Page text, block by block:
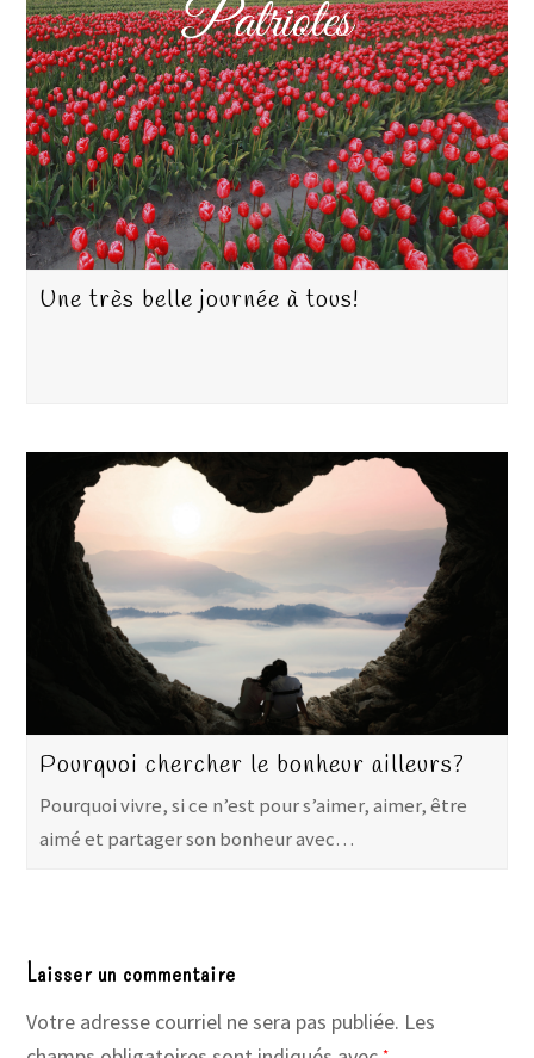
Une très belle journée à tous!
Pourquoi chercher le bonheur ailleurs?
Pourquoi vivre, si ce n’est pour s’aimer, aimer, être
aimé et partager son bonheur avec…
Laisser un commentaire
Votre adresse courriel ne sera pas publiée. Les
*